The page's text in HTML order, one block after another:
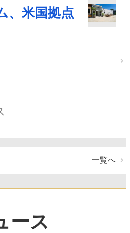
、米国拠点
一覧へ
ース